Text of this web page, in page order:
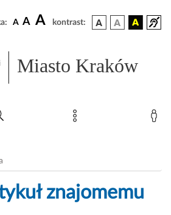
A A A kontrast:
Miasto Kraków
znajomemu